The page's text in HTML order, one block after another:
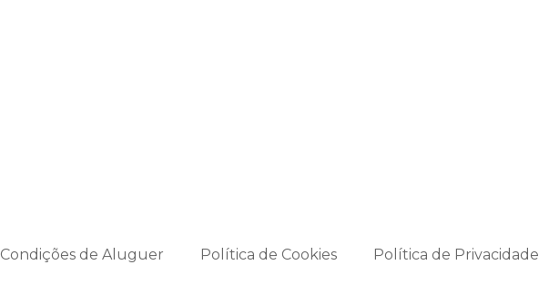
Condições de Aluguer Política de Cookies Política de Privacidade